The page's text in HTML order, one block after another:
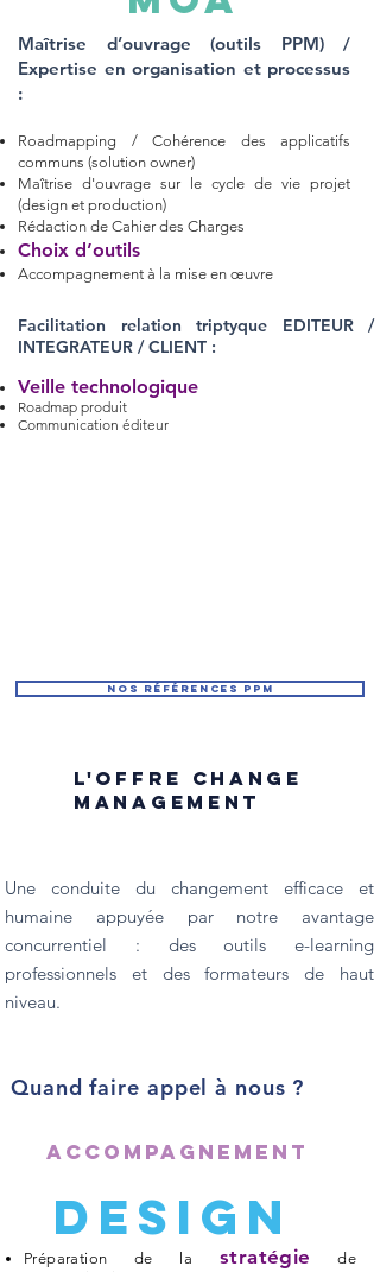
Maîtrise d’ouvrage (outils PPM) /
Expertise en organisation et processus
:
Roadmapping / Cohérence des applicatifs
communs (solution owner)
Maîtrise d'ouvrage sur le cycle de vie projet
(design et production)
Rédaction de Cahier des Charges
Choix d’outils
Accompagnement à la mise en œuvre
Facilitation relation triptyque EDITEUR /
INTEGRATEUR / CLIENT :
Veille technologique
Roadmap produit
Communication éditeur
nos références ppm
L'offre Change
Management
Une conduite du changement efficace et
humaine appuyée par notre avantage
concurrentiel : des outils e-learning
professionnels et des formateurs de haut
niveau.
Quand faire appel à nous ?
DESIGN
ACCOMPAGNEMENT
Préparation de la stratégie de